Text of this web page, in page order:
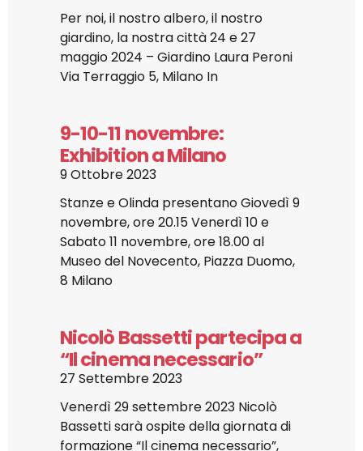
Per noi, il nostro albero, il nostro
giardino, la nostra città 24 e 27
maggio 2024 – Giardino Laura Peroni
Via Terraggio 5, Milano In
9-10-11 novembre:
Exhibition a Milano
9 Ottobre 2023
Stanze e Olinda presentano Giovedì 9
novembre, ore 20.15 Venerdì 10 e
Sabato 11 novembre, ore 18.00 al
Museo del Novecento, Piazza Duomo,
8 Milano
Nicolò Bassetti partecipa a
“Il cinema necessario”
27 Settembre 2023
Venerdì 29 settembre 2023 Nicolò
Bassetti sarà ospite della giornata di
formazione “Il cinema necessario”,